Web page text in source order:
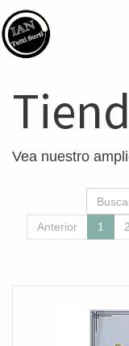
Vea nuestro
Anterior 1 2